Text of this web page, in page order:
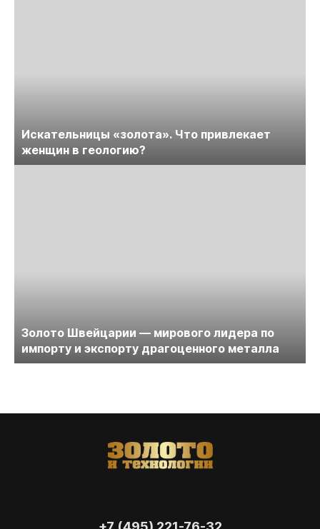
Искательницы «золота». Что привлекает
женщин в геологию?
Золото Швейцарии — мирового лидера по
импорту и экспорту драгоценного металла